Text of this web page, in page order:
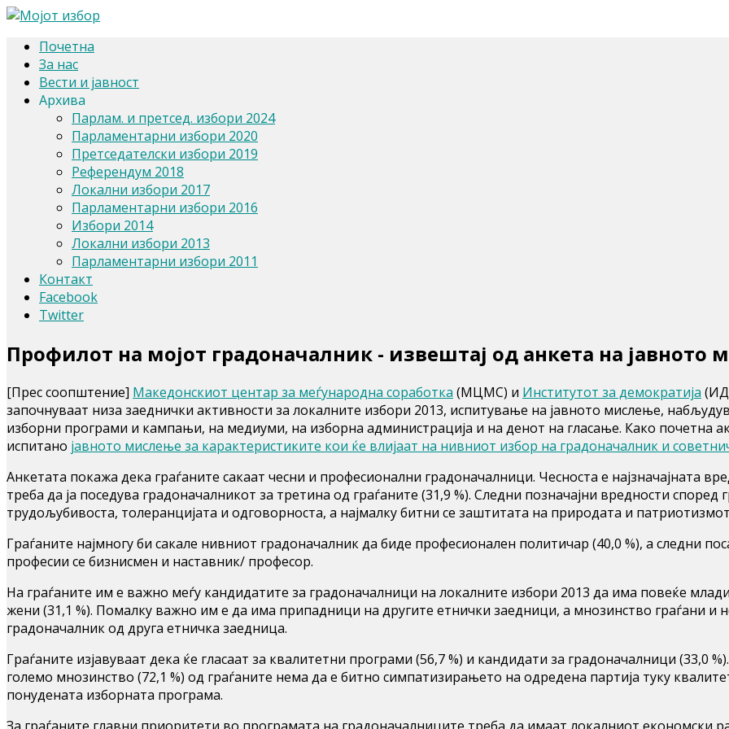
Почетна
За нас
Вести и јавност
Архива
Парлам. и претсед. избори 2024
Парламентарни избори 2020
Претседателски избори 2019
Референдум 2018
Локални избори 2017
Парламентарни избори 2016
Избори 2014
Локални избори 2013
Парламентарни избори 2011
Контакт
Facebook
Twitter
Профилот на мојот градоначалник - извештај од анкета на јавното
[Прес соопштение] Македонскиот центар за меѓународна соработка (МЦМС) и Институтот за демократија
започнуваат низа заеднички активности за локалните избори 2013, испитување на јавното мислење,
изборни програми и кампањи, на медиуми, на изборна администрација и на денот на гласање. Како почетна
испитано јавното мислење за карактеристиките кои ќе влијаат на нивниот избор на градоначалник и
Анкетата покажа дека граѓаните сакаат чесни и професионални градоначалници. Чесноста е најзначајната
треба да ја поседува градоначалникот за третина од граѓаните (31,9 %). Следни позначајни вредности според
трудољубивоста, толеранцијата и одговорноста, а најмалку битни се заштитата на природата и
Граѓаните најмногу би сакале нивниот градоначалник да биде професионален политичар (40,0 %), а следни
професии се бизнисмен и наставник/ професор.
На граѓаните им е важно меѓу кандидатите за градоначалници на локалните избори 2013 да има повеќе
жени (31,1 %). Помалку важно им е да има припадници на другите етнички заедници, а мнозинство граѓани и
градоначалник од друга етничка заедница.
Граѓаните изјавуваат дека ќе гласаат за квалитетни програми (56,7 %) и кандидати за градоначалници (33,0
големо мнозинство (72,1 %) од граѓаните нема да е битно симпатизирањето на одредена партија туку
понудената изборната програма.